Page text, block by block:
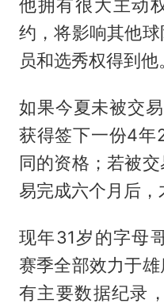
他拥有很大主动
约，将影响其他
员和选秀权得到他
如果今夏未被交
获得签下一份4年
同的资格；若被
易完成六个月后，
现年31岁的字母
赛季全部效力于
有主要数据纪录